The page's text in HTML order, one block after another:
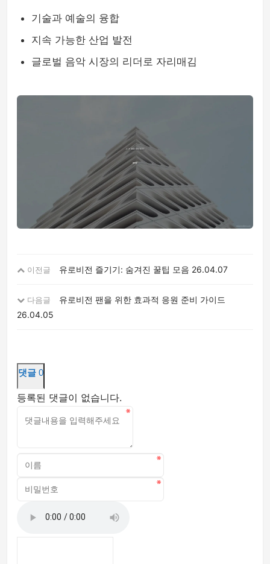
기술과 예술의 융합
지속 가능한 산업 발전
글로벌 음악 시장의 리더로 자리매김
이전글 유로비전 즐기기: 숨겨진 꿀팁 모음 26.04.07
다음글
유로비전 팬을 위한 효과적 응원 준비 가이드
26.04.05
댓글 0
등록된 댓글이 없습니다.